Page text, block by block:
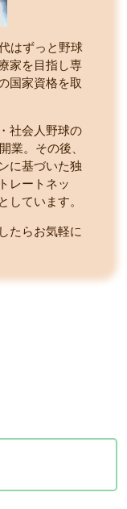
はずっと野球
家を目指し専
国家資格を取
社会人野球の
業。その後、
に基づいた独
レートネッ
しています。
たらお気軽に